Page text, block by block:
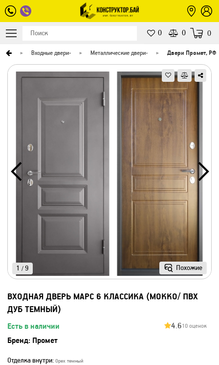
0 0 0
- Входные двери- Металлические двери- Двери Промет, РФ
Похожие
1 / 9
ВХОДНАЯ ДВЕРЬ МАРС 6 КЛАССИКА (МОККО/ ПВХ
ДУБ ТЕМНЫЙ)
Есть в наличии 4.610 оценок
Бренд: Промет
Отделка внутри: Орех темный